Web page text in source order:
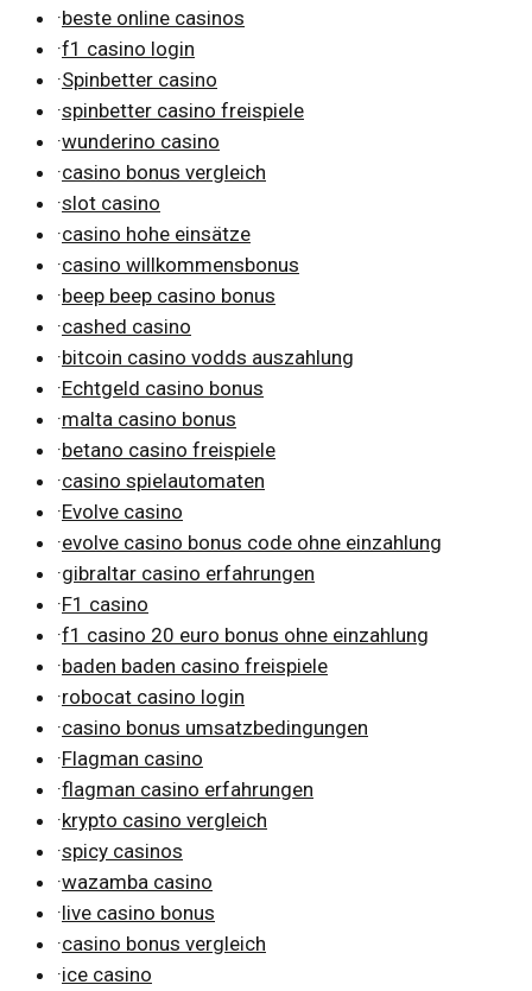
·beste online casinos
·f1 casino login
·Spinbetter casino
·spinbetter casino freispiele
·wunderino casino
·casino bonus vergleich
·slot casino
·casino hohe einsätze
·casino willkommensbonus
·beep beep casino bonus
·cashed casino
·bitcoin casino vodds auszahlung
·Echtgeld casino bonus
·malta casino bonus
·betano casino freispiele
·casino spielautomaten
·Evolve casino
·evolve casino bonus code ohne einzahlung
·gibraltar casino erfahrungen
·F1 casino
·f1 casino 20 euro bonus ohne einzahlung
·baden baden casino freispiele
·robocat casino login
·casino bonus umsatzbedingungen
·Flagman casino
·flagman casino erfahrungen
·krypto casino vergleich
·spicy casinos
·wazamba casino
·live casino bonus
·casino bonus vergleich
·ice casino